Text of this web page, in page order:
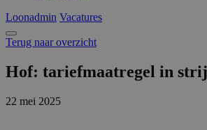
Loonadmin Vacatures
Terug naar overzicht
Hof: tariefmaatregel in
22 mei 2025